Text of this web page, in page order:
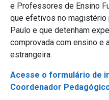
e Professores de Ensino
que efetivos no magistério
Paulo e que detenham
comprovada com ensino e
estrangeira.
Acesse o formulário de
Coordenador